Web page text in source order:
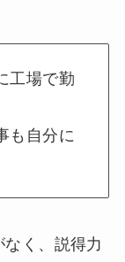
工場で勤
も自分に
く、説得力